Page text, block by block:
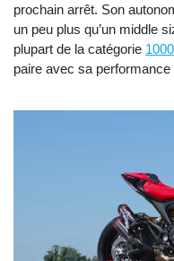
prochain arrêt. Son
un peu plus qu’un middle
plupart de la catégorie
paire avec sa performance